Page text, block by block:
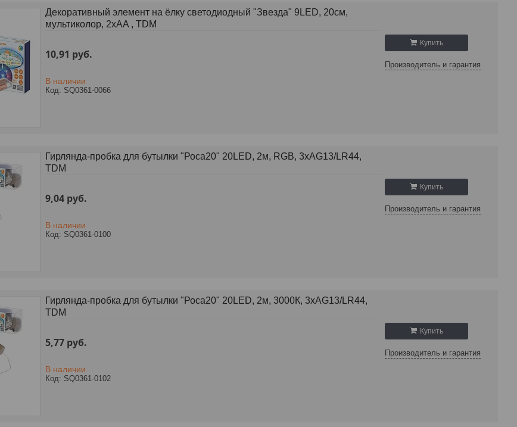
Купить
Производитель и гарантия
Декоративный элемент на ёлку светодиодный "Звезда" 9LED, 20см,
мультиколор, 2хAA , TDM
10,91 руб.
В наличии
SQ0361-0066
Купить
Производитель и гарантия
Гирлянда-пробка для бутылки "Роса20" 20LED, 2м, RGB, 3хAG13/LR44,
TDM
9,04 руб.
В наличии
SQ0361-0100
Купить
Производитель и гарантия
Гирлянда-пробка для бутылки "Роса20" 20LED, 2м, 3000К, 3хAG13/LR44,
TDM
5,77 руб.
В наличии
SQ0361-0102